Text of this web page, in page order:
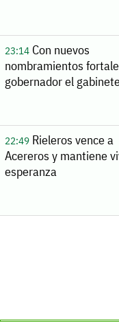
23:14Con nuevos
nombramientos
gobernador el
22:49Rieleros vence a
Acereros y mantiene
esperanza